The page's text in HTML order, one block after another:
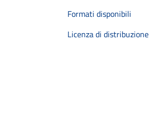
Formati disponibili
Licenza di distribuzione